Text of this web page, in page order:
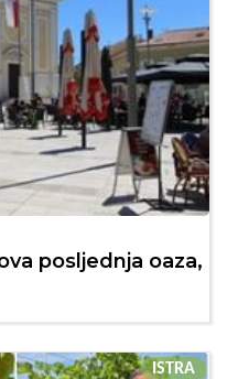
posljednja oaza,
ISTRA